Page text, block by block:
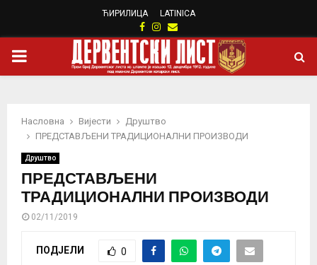
ЋИРИЛИЦА LATINICA
Facebook
Instagram
Email
PRIMARY
Насловна Вијести
Друштво
ПРЕДСТАВЉЕНИ ТРАДИЦИОНАЛНИ ПРОИЗВОДИ
Друштво
ПРЕДСТАВЉЕНИ
ТРАДИЦИОНАЛНИ ПРОИЗВОДИ
02/11/2019
ПОДЈЕЛИ 0